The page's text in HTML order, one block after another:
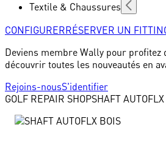
Textile & Chaussures
CONFIGURERRÉSERVER UN
Deviens membre Wally pour
découvrir toutes les nouveautés en
Rejoins-nousS'identifier
GOLF REPAIR SHOPSHAFT